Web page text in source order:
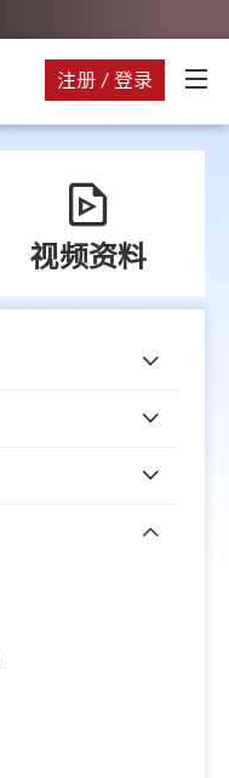
注册 / 登录
视频资料